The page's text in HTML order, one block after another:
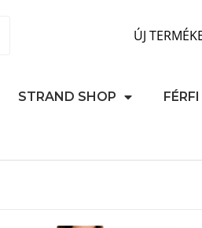
ÚJ
STRAND SHOP FÉRFI